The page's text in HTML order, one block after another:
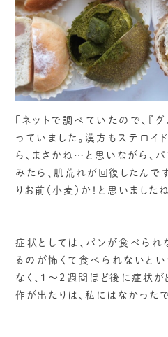
「ネットで調べていたので、『
っていました。漢方もステロイ
ら、まさかね…と思いながら、
みたら、肌荒れが回復したんで
りお前（小麦）か！と思いましたね
症状としては、パンが食べられ
るのが怖くて食べられないと
なく、1～2週間ほど後に症状が
作が出たりは、私にはなかったで